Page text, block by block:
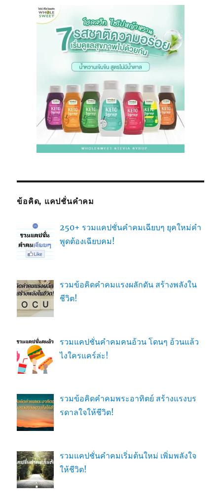
ข้อคิด, แคปชั่นคำคม
250+ รวมแคปชั่นคำคมเฉียบๆ ยุคใหม่คำ
พูดต้องเฉียบคม!
รวมข้อคิดคำคมแรงผลักดัน สร้างพลังใน
ชีวิต!
รวมแคปชั่นคำคมคนอ้วน โดนๆ อ้วนแล้ว
ไงใครแคร์ล่ะ!
รวมข้อคิดคำคมพระอาทิตย์ สร้างแรงบร
รดาลใจให้ชีวิต!
รวมแคปชั่นคำคมเริ่มต้นใหม่ เพิ่มพลังใจ
ให้ชีวิต!